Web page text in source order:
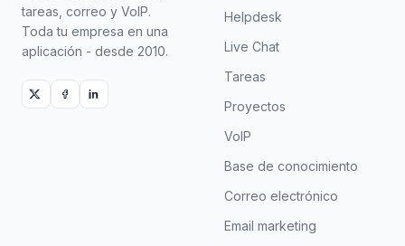
tareas, correo y VoIP.
Toda tu empresa en una
aplicación - desde 2010.
Helpdesk
Live Chat
Tareas
Proyectos
VoIP
Base de conocimiento
Correo electrónico
Email marketing